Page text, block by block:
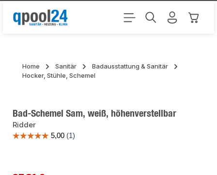
Zum Hauptinhalt springen
Home Sanitär
Badausstattung & Sanitär
Hocker, Stühle, Schemel
Bad-Schemel Sam, weiß, höhenverstellbar
Ridder